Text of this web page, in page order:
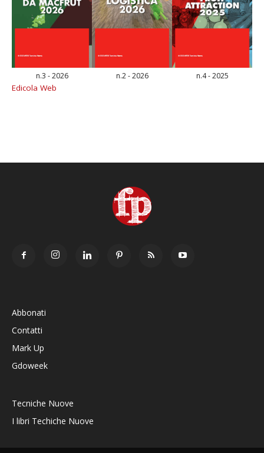
n.3 - 2026 n.2 - 2026 n.4 - 2025
Edicola Web
Abbonati
Contatti
Mark Up
Gdoweek
Tecniche Nuove
I libri Techiche Nuove